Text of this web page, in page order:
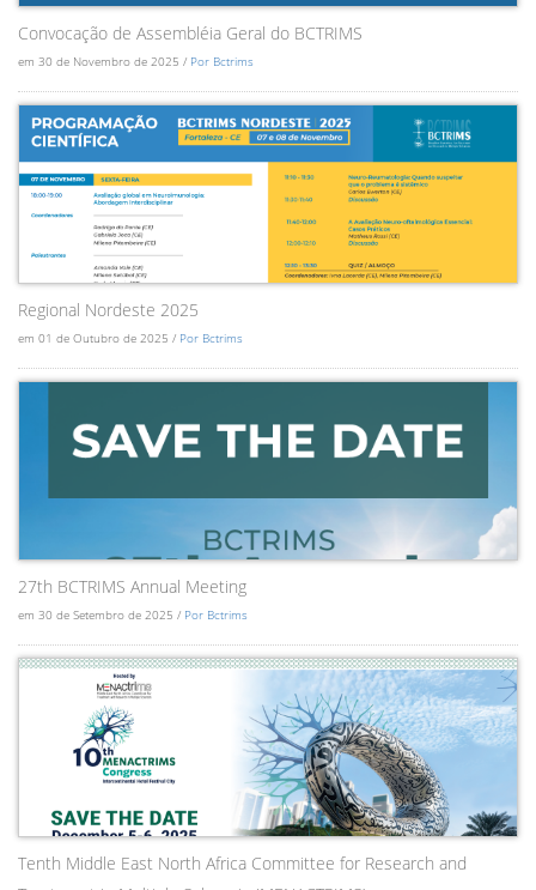
Convocação de Assembléia Geral do BCTRIMS
em 30 de Novembro de 2025 / Por Bctrims
Regional Nordeste 2025
em 01 de Outubro de 2025 / Por Bctrims
27th BCTRIMS Annual Meeting
em 30 de Setembro de 2025 / Por Bctrims
Tenth Middle East North Africa Committee for Research and